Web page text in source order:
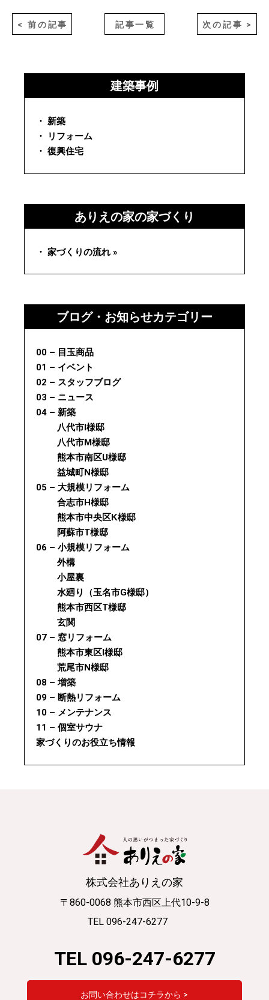
< 前の記事 記事一覧 次の記事 >
建築事例
・ 新築
・ リフォーム
・ 復興住宅
ありえの家の家づくり
・ 家づくりの流れ »
ブログ・お知らせカテゴリー
00 – 目玉商品
01 – イベント
02 – スタッフブログ
03 – ニュース
04 – 新築
八代市I様邸
八代市M様邸
熊本市南区U様邸
益城町N様邸
05 – 大規模リフォーム
合志市H様邸
熊本市中央区K様邸
阿蘇市T様邸
06 – 小規模リフォーム
外構
小屋裏
水廻り（玉名市G様邸）
熊本市西区T様邸
玄関
07 – 窓リフォーム
熊本市東区I様邸
荒尾市N様邸
08 – 増築
09 – 断熱リフォーム
10 – メンテナンス
11 – 個室サウナ
家づくりのお役立ち情報
株式会社ありえの家
〒860-0068 熊本市西区上代10-9-8
TEL 096-247-6277
TEL 096-247-6277
お問い合わせはコチラから >